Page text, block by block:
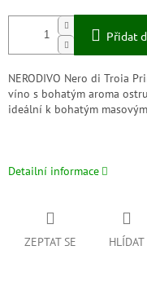
Přidat
NERODIVO Nero di Troia
víno s bohatým aroma
ideální k bohatým
Detailní informace
ZEPTAT SE HLÍDAT